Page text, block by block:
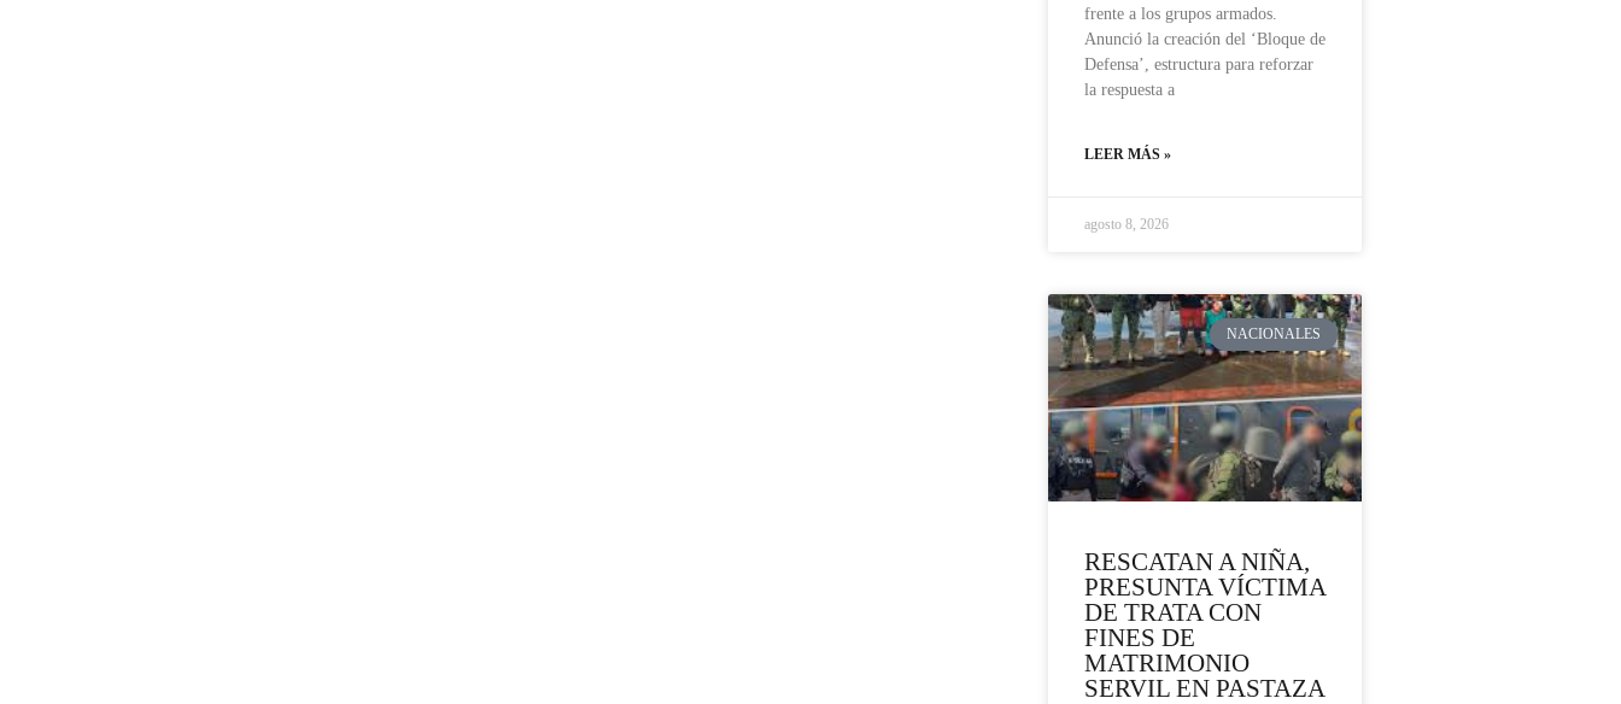
frente a los grupos armados.
Anunció la creación del ‘Bloque de
Defensa’, estructura para reforzar
la respuesta a
LEER MÁS »
agosto 8, 2026
NACIONALES
RESCATAN A NIÑA,
PRESUNTA VÍCTIMA
DE TRATA CON
FINES DE
MATRIMONIO
SERVIL EN PASTAZA